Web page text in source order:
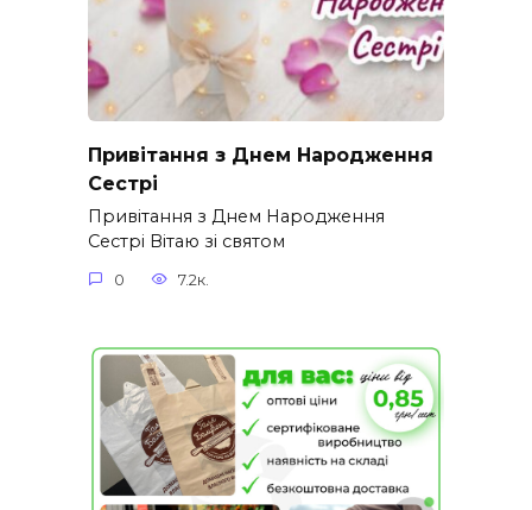
Привітання з Днем Народження
Сестрі
Привітання з Днем Народження
Сестрі Вітаю зі святом
0 7.2к.